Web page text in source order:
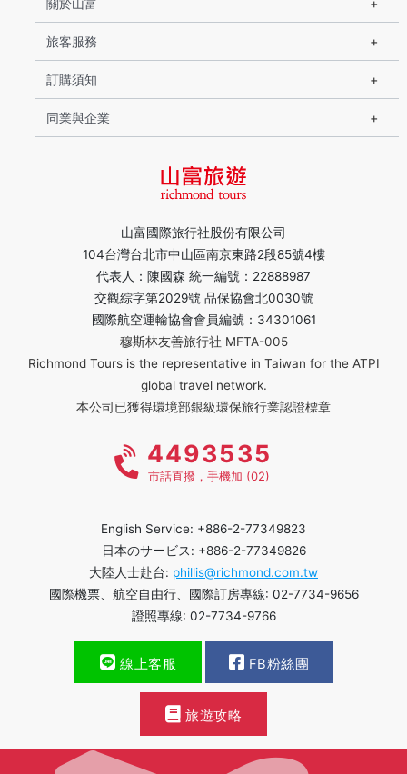
山富國際旅行社股份有限公司
104台灣台北市中山區南京東路2段85號4樓
代表人：陳國森 統一編號：22888987
交觀綜字第2029號 品保協會北0030號
國際航空運輸協會會員編號：34301061
穆斯林友善旅行社 MFTA-005
Richmond Tours is the representative in Taiwan for the ATPI
global travel network.
本公司已獲得環境部銀級環保旅行業認證標章
關於山富
旅客服務
訂購須知
同業與企業
4493535
市話直撥，手機加 (02)
English Service: +886-2-77349823
日本のサービス: +886-2-77349826
大陸人士赴台: phillis@richmond.com.tw
國際機票、航空自由行、國際訂房專線: 02-7734-9656
證照專線: 02-7734-9766
線上客服 FB粉絲團
旅遊攻略